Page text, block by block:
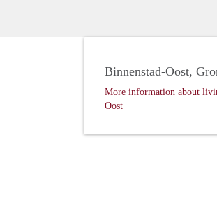
Binnenstad-Oost,
More information about
Oost